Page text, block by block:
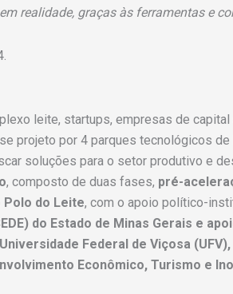
realidade, graças às ferramentas e
leite, startups, empresas de
por 4 parques tecnológicos de
soluções para o setor produtivo e
, composto de duas fases, pré-
Polo do Leite, com o apoio político-
do Estado de Minas Gerais e
Federal de Viçosa
Econômico, Turismo e